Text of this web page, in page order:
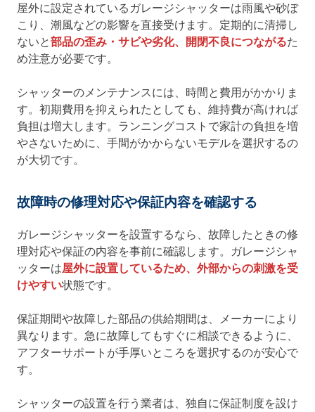
屋外に設定されているガレージシャッターは雨風や砂ぼ
こり、潮風などの影響を直接受けます。定期的に清掃し
ないと部品の歪み・サビや劣化、開閉不良につながるた
め注意が必要です。
シャッターのメンテナンスには、時間と費用がかかりま
す。初期費用を抑えられたとしても、維持費が高ければ
負担は増大します。ランニングコストで家計の負担を増
やさないために、手間がかからないモデルを選択するの
が大切です。
故障時の修理対応や保証内容を確認する
ガレージシャッターを設置するなら、故障したときの修
理対応や保証の内容を事前に確認します。ガレージシャ
ッターは屋外に設置しているため、外部からの刺激を受
けやすい状態です。
保証期間や故障した部品の供給期間は、メーカーにより
異なります。急に故障してもすぐに相談できるように、
アフターサポートが手厚いところを選択するのが安心で
す。
シャッターの設置を行う業者は、独自に保証制度を設け